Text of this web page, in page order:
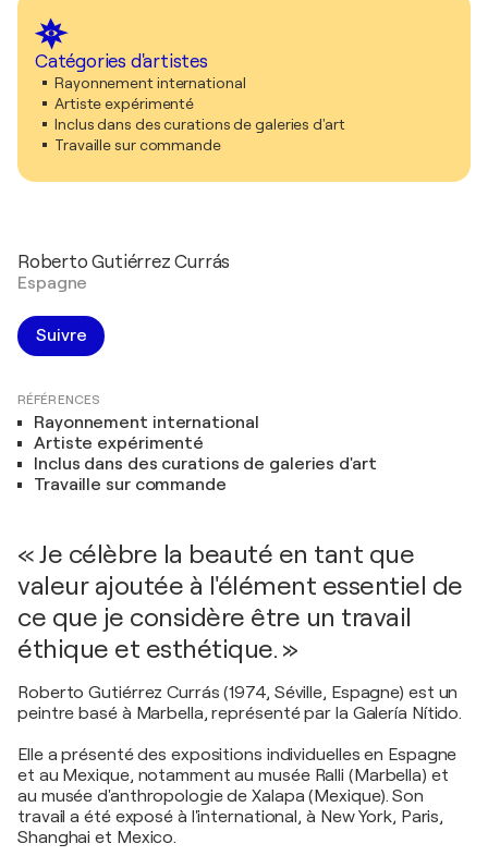
Catégories d'artistes
Rayonnement international
Artiste expérimenté
Inclus dans des curations de galeries d'art
Travaille sur commande
Roberto Gutiérrez Currás
Espagne
Suivre
RÉFÉRENCES
Rayonnement international
Artiste expérimenté
Inclus dans des curations de galeries d'art
Travaille sur commande
« Je célèbre la beauté en tant que
valeur ajoutée à l'élément essentiel de
ce que je considère être un travail
éthique et esthétique. »
Roberto Gutiérrez Currás (1974, Séville, Espagne) est un
peintre basé à Marbella, représenté par la Galería Nítido.
Elle a présenté des expositions individuelles en Espagne
et au Mexique, notamment au musée Ralli (Marbella) et
au musée d'anthropologie de Xalapa (Mexique). Son
travail a été exposé à l'international, à New York, Paris,
Shanghai et Mexico.